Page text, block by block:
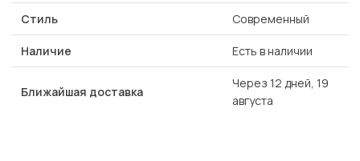
Стиль Современный
Наличие Есть в наличии
Ближайшая доставка
Через 12 дней, 19
августа